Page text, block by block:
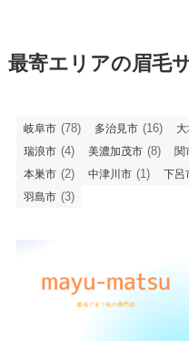
最寄エリアの眉毛
岐阜市 (78) 多治見市 (16)
瑞浪市 (4) 美濃加茂市 (8) 関
本巣市 (2) 中津川市 (1) 下呂
羽島市 (3)